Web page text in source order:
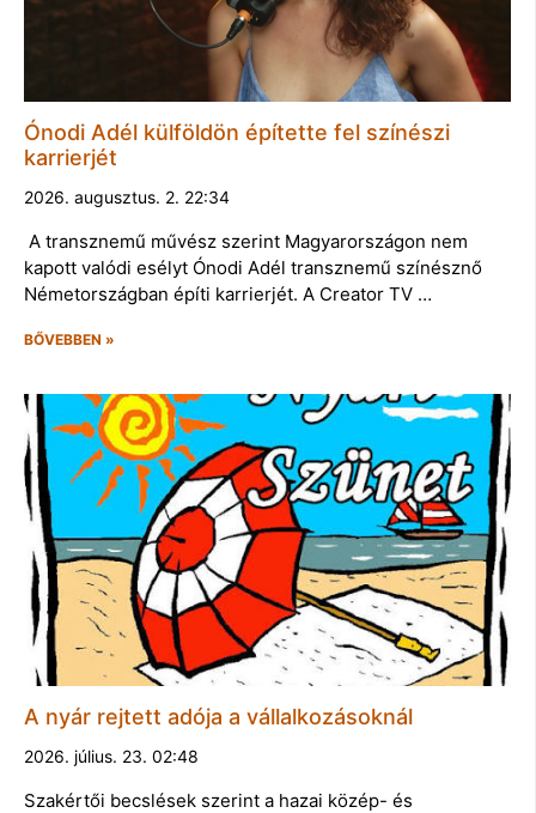
Ónodi Adél külföldön építette fel színészi
karrierjét
2026. augusztus. 2. 22:34
A transznemű művész szerint Magyarországon nem
kapott valódi esélyt Ónodi Adél transznemű színésznő
Németországban építi karrierjét. A Creator TV …
BŐVEBBEN »
A nyár rejtett adója a vállalkozásoknál
2026. július. 23. 02:48
Szakértői becslések szerint a hazai közép- és